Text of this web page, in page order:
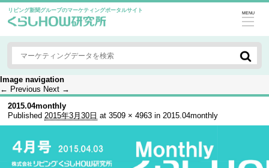
リビング新聞グループのマーケティングポータルサイト MENU
Image navigation
← Previous Next →
2015.04monthly
Published2015年3月30日 at3509 × 4963 in2015.04monthly